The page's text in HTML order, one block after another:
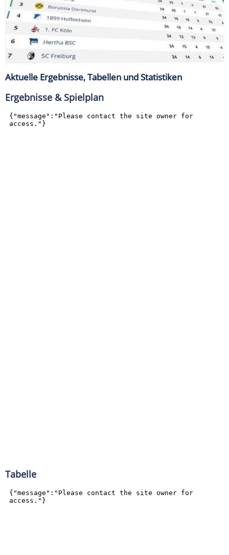
Aktuelle Ergebnisse, Tabellen und Statistiken
Ergebnisse & Spielplan
Tabelle